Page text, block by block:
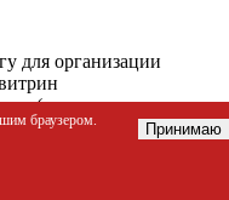
для организации
(супермаркеты,
для маркировки цен и
браузером.
Принимаю